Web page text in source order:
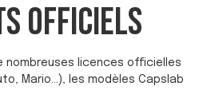
OFFICIELS
nombreuses licences officielles
Mario…), les modèles Capslab